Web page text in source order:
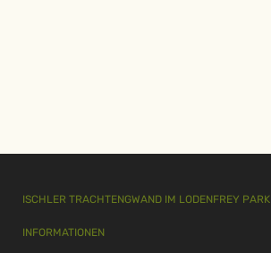
ISCHLER TRACHTENGWAND IM LODENFREY PARK
INFORMATIONEN